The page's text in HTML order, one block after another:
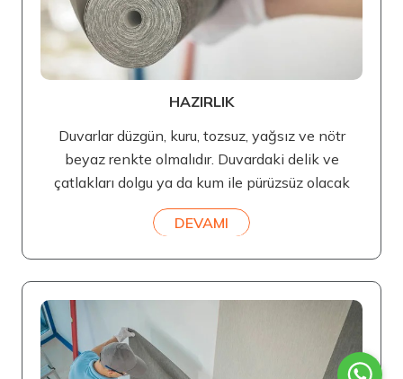
HAZIRLIK
Duvarlar düzgün, kuru, tozsuz, yağsız ve nötr
beyaz renkte olmalıdır. Duvardaki delik ve
çatlakları dolgu ya da kum ile pürüzsüz olacak
DEVAMI